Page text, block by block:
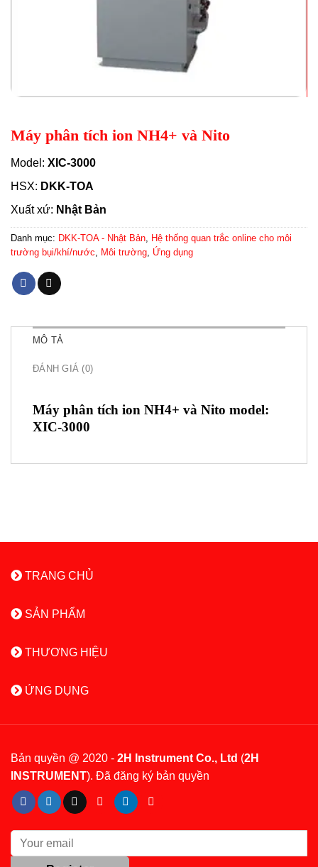
Máy phân tích ion NH4+ và Nito
Model: XIC-3000
HSX: DKK-TOA
Xuất xứ: Nhật Bản
Danh mục: DKK-TOA - Nhật Bản Hệ thống quan trắc online cho môi
trường bụi/khí/nước
Môi trường Ứng dụng
MÔ TẢ
ĐÁNH GIÁ (0)
Máy phân tích ion NH4+ và Nito model:
XIC-3000
TRANG CHỦ
SẢN PHẨM
THƯƠNG HIỆU
ỨNG DỤNG
Bản quyền @ 2020 - 2H Instrument Co., Ltd (2H
INSTRUMENT). Đã đăng ký bản quyền